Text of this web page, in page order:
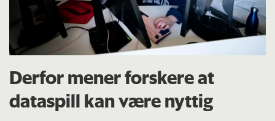
Derfor mener forskere at
dataspill kan være nyttig